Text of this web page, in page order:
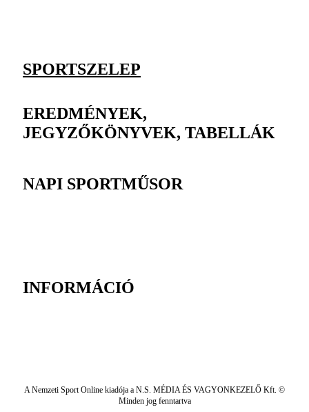
SPORTSZELEP
EREDMÉNYEK,
JEGYZŐKÖNYVEK, TABELLÁK
NAPI SPORTMŰSOR
INFORMÁCIÓ
A Nemzeti Sport Online kiadója a N.S. MÉDIA ÉS VAGYONKEZELŐ Kft. ©
Minden jog fenntartva